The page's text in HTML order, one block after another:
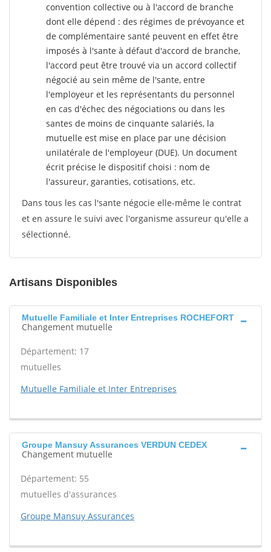
convention collective ou à l'accord de branche
dont elle dépend : des régimes de prévoyance et
de complémentaire santé peuvent en effet être
imposés à l'sante à défaut d'accord de branche,
l'accord peut être trouvé via un accord collectif
négocié au sein même de l'sante, entre
l'employeur et les représentants du personnel
en cas d'échec des négociations ou dans les
santes de moins de cinquante salariés, la
mutuelle est mise en place par une décision
unilatérale de l'employeur (DUE). Un document
écrit précise le dispositif choisi : nom de
l'assureur, garanties, cotisations, etc.
Dans tous les cas l'sante négocie elle-même le contrat
et en assure le suivi avec l'organisme assureur qu'elle a
sélectionné.
Artisans Disponibles
Mutuelle Familiale et Inter Entreprises ROCHEFORT
Changement mutuelle
Département: 17
mutuelles
Mutuelle Familiale et Inter Entreprises
Groupe Mansuy Assurances VERDUN CEDEX
Changement mutuelle
Département: 55
mutuelles d'assurances
Groupe Mansuy Assurances